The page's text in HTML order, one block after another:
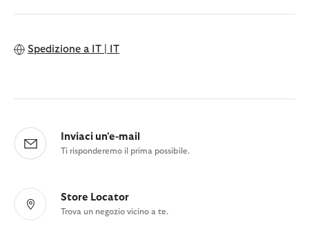
Spedizione a IT | IT
Inviaci un'e-mail
Ti risponderemo il prima possibile.
Store Locator
Trova un negozio vicino a te.